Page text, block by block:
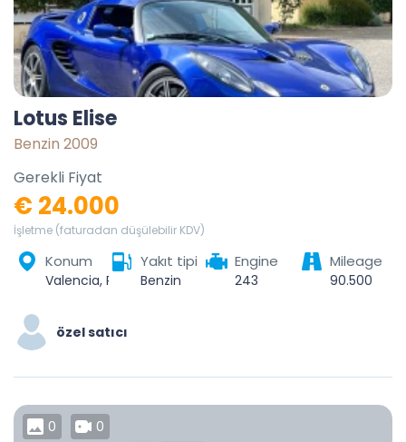
Lotus Elise
Benzin 2009
Gerekli Fiyat
€ 24.000
İşletme (faturadan düşülebilir KDV)
Konum Yakıt tipi
Benzin
Engine
243
Mileage
90.500
özel satıcı
0 0